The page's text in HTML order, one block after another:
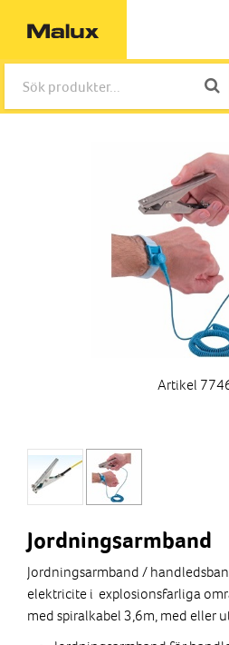
Artikel
Jordningsarmband
Jordningsarmband /
elektricite i explosionsfarliga
med spiralkabel 3,6m, med eller